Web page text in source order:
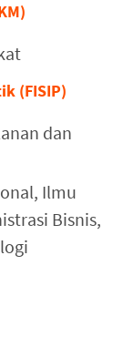
(FISIP)
dan
Ilmu
Bisnis,